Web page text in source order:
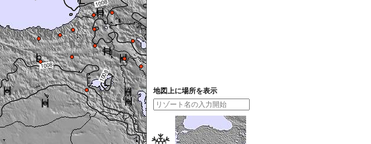
地図上に場所を表示